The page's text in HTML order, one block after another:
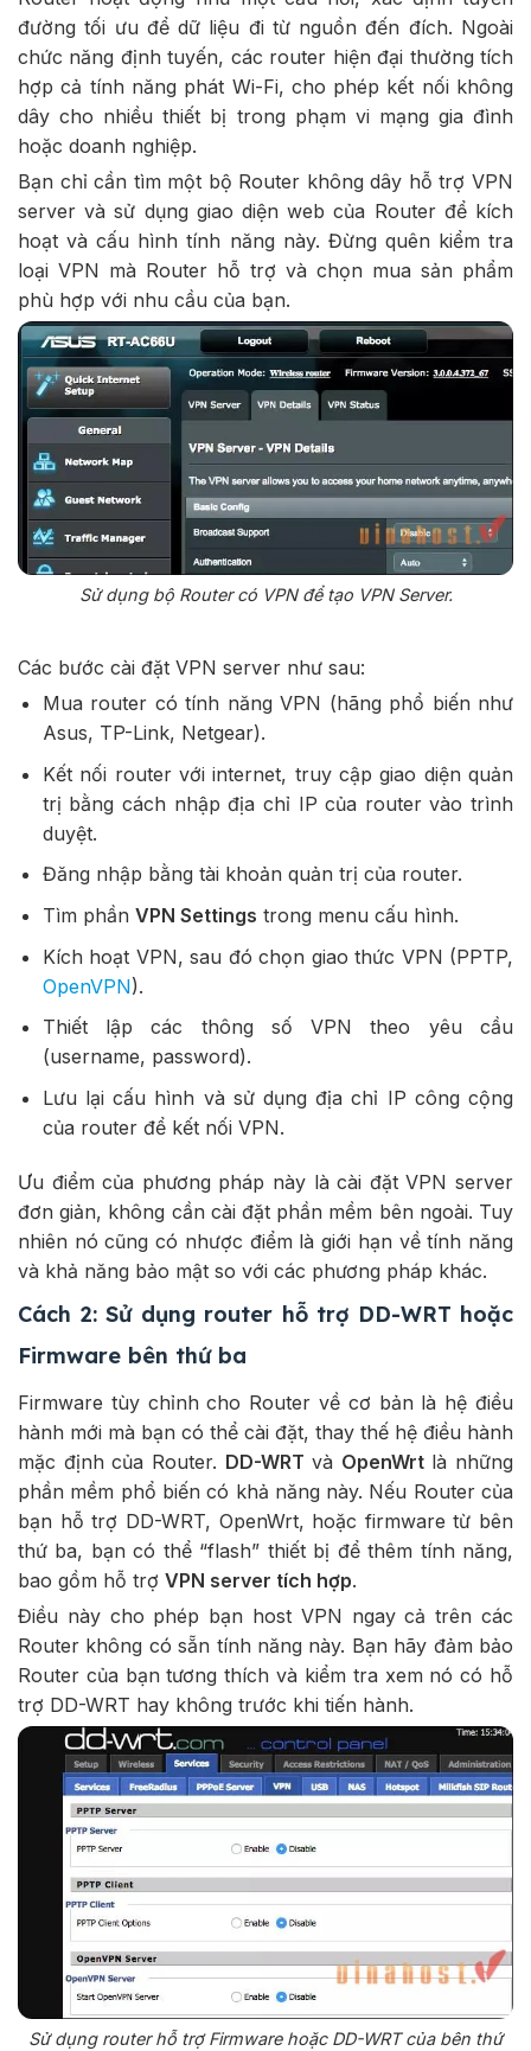
đường tối ưu để dữ liệu đi từ nguồn đến đích. Ngoài
chức năng định tuyến, các router hiện đại thường tích
hợp cả tính năng phát Wi-Fi, cho phép kết nối không
dây cho nhiều thiết bị trong phạm vi mạng gia đình
hoặc doanh nghiệp.
Bạn chỉ cần tìm một bộ Router không dây hỗ trợ VPN
server và sử dụng giao diện web của Router để kích
hoạt và cấu hình tính năng này. Đừng quên kiểm tra
loại VPN mà Router hỗ trợ và chọn mua sản phẩm
phù hợp với nhu cầu của bạn.
Sử dụng bộ Router có VPN để tạo VPN Server.
Các bước cài đặt VPN server như sau:
Mua router có tính năng VPN (hãng phổ biến như
Asus, TP-Link, Netgear).
Kết nối router với internet, truy cập giao diện quản
trị bằng cách nhập địa chỉ IP của router vào trình
duyệt.
Đăng nhập bằng tài khoản quản trị của router.
Tìm phần VPN Settings trong menu cấu hình.
Kích hoạt VPN, sau đó chọn giao thức VPN (PPTP,
OpenVPN).
Thiết lập các thông số VPN theo yêu cầu
(username, password).
Lưu lại cấu hình và sử dụng địa chỉ IP công cộng
của router để kết nối VPN.
Ưu điểm của phương pháp này là cài đặt VPN server
đơn giản, không cần cài đặt phần mềm bên ngoài. Tuy
nhiên nó cũng có nhược điểm là giới hạn về tính năng
và khả năng bảo mật so với các phương pháp khác.
Cách 2: Sử dụng router hỗ trợ DD-WRT hoặc
Firmware bên thứ ba
Firmware tùy chỉnh cho Router về cơ bản là hệ điều
hành mới mà bạn có thể cài đặt, thay thế hệ điều hành
mặc định của Router. DD-WRT và OpenWrtlà những
phần mềm phổ biến có khả năng này. Nếu Router của
bạn hỗ trợ DD-WRT, OpenWrt, hoặc firmware từ bên
thứ ba, bạn có thể “flash” thiết bị để thêm tính năng,
bao gồm hỗ trợ VPN server tích hợp.
Điều này cho phép bạn host VPN ngay cả trên các
Router không có sẵn tính năng này. Bạn hãy đảm bảo
Router của bạn tương thích và kiểm tra xem nó có hỗ
trợ DD-WRT hay không trước khi tiến hành.
Sử dụng router hỗ trợ Firmware hoặc DD-WRT của bên thứ